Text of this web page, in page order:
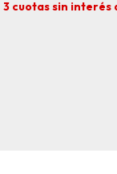
3 cuotas sin interés